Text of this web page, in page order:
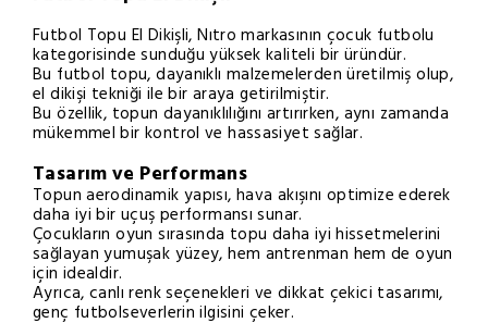
Futbol Topu El Dikişli, Nıtro markasının çocuk futbolu
kategorisinde sunduğu yüksek kaliteli bir üründür.
Bu futbol topu, dayanıklı malzemelerden üretilmiş olup,
el dikişi tekniği ile bir araya getirilmiştir.
Bu özellik, topun dayanıklılığını artırırken, aynı zamanda
mükemmel bir kontrol ve hassasiyet sağlar.
Tasarım ve Performans
Topun aerodinamik yapısı, hava akışını optimize ederek
daha iyi bir uçuş performansı sunar.
Çocukların oyun sırasında topu daha iyi hissetmelerini
sağlayan yumuşak yüzey, hem antrenman hem de oyun
için idealdir.
Ayrıca, canlı renk seçenekleri ve dikkat çekici tasarımı,
genç futbolseverlerin ilgisini çeker.